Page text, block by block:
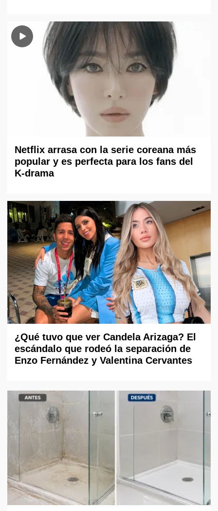
Netflix arrasa con la serie coreana más
popular y es perfecta para los fans del
K-drama
¿Qué tuvo que ver Candela Arizaga? El
escándalo que rodeó la separación de
Enzo Fernández y Valentina Cervantes